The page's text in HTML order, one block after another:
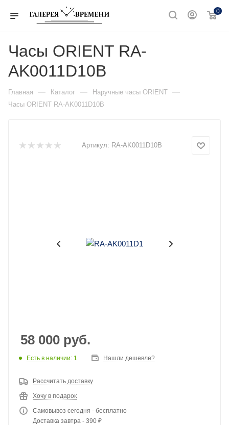
0
Часы ORIENT RA-
AK0011D10B
Главная — Каталог — Наручные часы ORIENT —
Часы ORIENT RA-AK0011D10B
Артикул: RA-AK0011D10B
58 000 руб.
Есть в наличии: 1 Нашли дешевле?
Рассчитать доставку
Хочу в подарок
Самовывоз сегодня - бесплатно
Доставка завтра - 390 ₽